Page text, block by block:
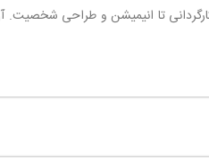
تا انیمیشن و طراحی شخصیت.